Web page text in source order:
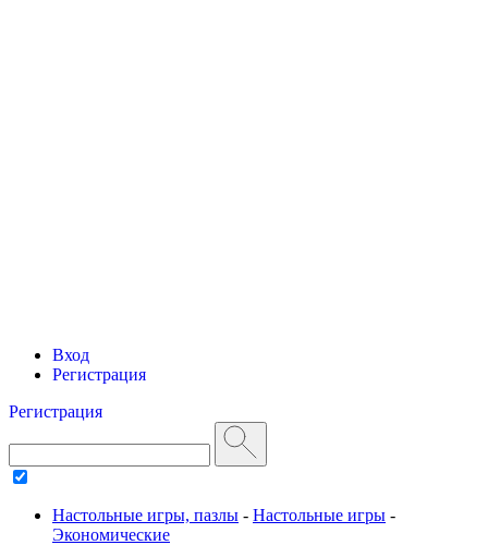
Вход
Регистрация
Регистрация
Настольные игры, пазлы - Настольные игры -
Экономические